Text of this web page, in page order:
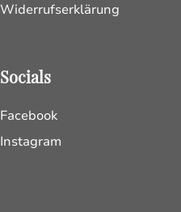
Widerrufserklärung
Socials
Facebook
Instagram